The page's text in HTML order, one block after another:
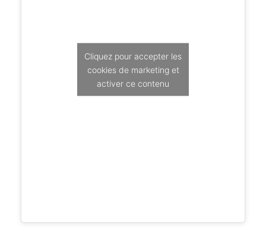
Cliquez pour accepter les
cookies de marketing et
activer ce contenu